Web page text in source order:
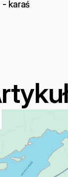
- karaś